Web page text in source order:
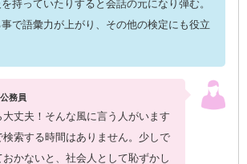
持っていたりすると会話の元になり弾む。
で語彙力が上がり、その他の検定にも役立
務員
丈夫！そんな風に言う人がいます
索する時間はありません。少しで
おかないと、社会人として恥ずかし